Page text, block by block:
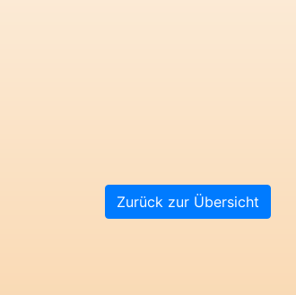
Zurück zur Übersicht